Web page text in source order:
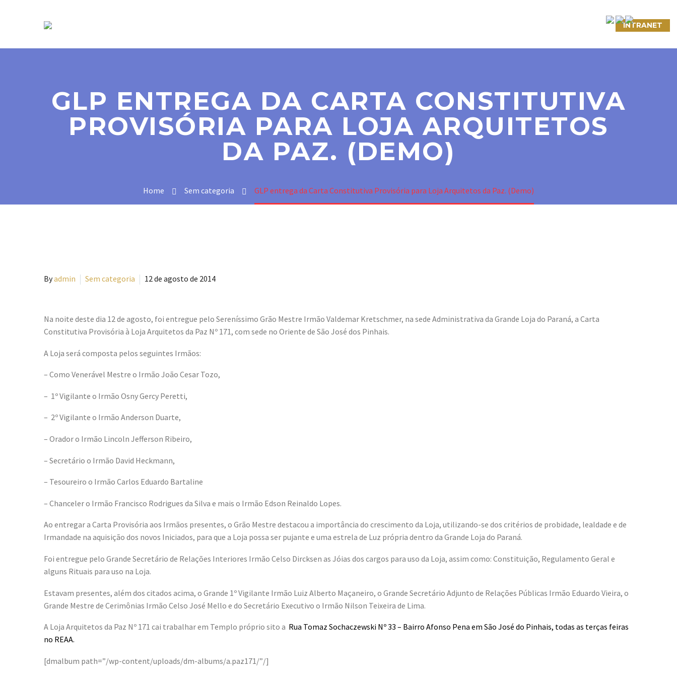
INTRANET
GLP ENTREGA DA CARTA CONSTITUTIVA
PROVISÓRIA PARA LOJA ARQUITETOS
DA PAZ. (DEMO)
Home Sem categoria GLP entrega da Carta Constitutiva Provisória para Loja Arquitetos da Paz. (Demo)
Byadmin Sem categoria 12 de agosto de 2014
Na noite deste dia 12 de agosto, foi entregue pelo Sereníssimo Grão Mestre Irmão Valdemar Kretschmer, na sede Administrativa da Grande Loja do Paraná, a Carta
Constitutiva Provisória à Loja Arquitetos da Paz Nº 171, com sede no Oriente de São José dos Pinhais.
A Loja será composta pelos seguintes Irmãos:
– Como Venerável Mestre o Irmão João Cesar Tozo,
– 1º Vigilante o Irmão Osny Gercy Peretti,
– 2º Vigilante o Irmão Anderson Duarte,
– Orador o Irmão Lincoln Jefferson Ribeiro,
– Secretário o Irmão David Heckmann,
– Tesoureiro o Irmão Carlos Eduardo Bartaline
– Chanceler o Irmão Francisco Rodrigues da Silva e mais o Irmão Edson Reinaldo Lopes.
Ao entregar a Carta Provisória aos Irmãos presentes, o Grão Mestre destacou a importância do crescimento da Loja, utilizando-se dos critérios de probidade, lealdade e de
Irmandade na aquisição dos novos Iniciados, para que a Loja possa ser pujante e uma estrela de Luz própria dentro da Grande Loja do Paraná.
Foi entregue pelo Grande Secretário de Relações Interiores Irmão Celso Dircksen as Jóias dos cargos para uso da Loja, assim como: Constituição, Regulamento Geral e
alguns Rituais para uso na Loja.
Estavam presentes, além dos citados acima, o Grande 1º Vigilante Irmão Luiz Alberto Maçaneiro, o Grande Secretário Adjunto de Relações Públicas Irmão Eduardo Vieira, o
Grande Mestre de Cerimônias Irmão Celso José Mello e do Secretário Executivo o Irmão Nilson Teixeira de Lima.
A Loja Arquitetos da Paz Nº 171 cai trabalhar em Templo próprio sito a Rua Tomaz Sochaczewski Nº 33 – Bairro Afonso Pena em São José do Pinhais, todas as terças feiras
no REAA.
[dmalbum path=”/wp-content/uploads/dm-albums/a.paz171/”/]